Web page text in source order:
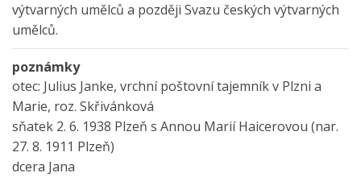
výtvarných umělců a později Svazu českých výtvarných
umělců.
poznámky
otec: Julius Janke, vrchní poštovní tajemník v Plzni a
Marie, roz. Skřivánková
sňatek 2. 6. 1938 Plzeň s Annou Marií Haicerovou (nar.
27. 8. 1911 Plzeň)
dcera Jana